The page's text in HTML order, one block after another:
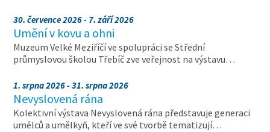
30. července 2026 - 7. září 2026
Umění v kovu a ohni
Muzeum Velké Meziříčí ve spolupráci se Střední
průmyslovou školou Třebíč zve veřejnost na výstavu…
1. srpna 2026 - 31. srpna 2026
Nevyslovená rána
Kolektivní výstava Nevyslovená rána představuje generaci
umělců a umělkyň, kteří ve své tvorbě tematizují…